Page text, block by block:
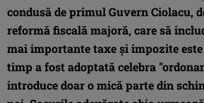
condusă de primul Guvern Ciolacu,
reformă fiscală majoră, care să
mai importante taxe și impozite
timp a fost adoptată celebra
introduce doar o mică parte din